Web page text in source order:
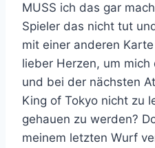
MUSS ich das gar
Spieler das nicht tut
mit einer anderen
lieber Herzen, um
und bei der nächsten
King of Tokyo nicht zu
gehauen zu werden?
meinem letzten Wurf